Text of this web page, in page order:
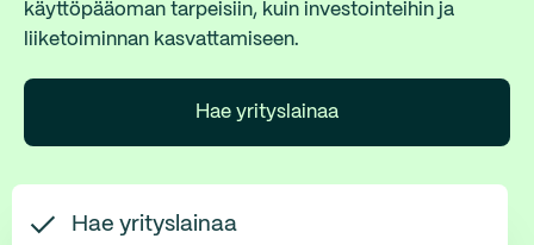
käyttöpääoman tarpeisiin, kuin investointeihin ja
liiketoiminnan kasvattamiseen.
Hae yrityslainaa
Hae yrityslainaa